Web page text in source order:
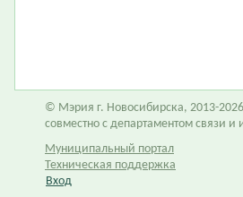
© Мэрия г. Новосибирска, 2013-
совместно с департаментом связи
Муниципальный портал
Техническая поддержка
Вход